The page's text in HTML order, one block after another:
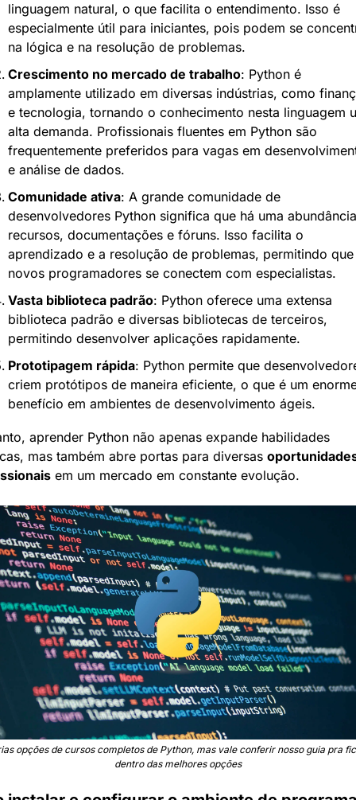
linguagem natural, o que facilita o entendimento. Isso é
especialmente útil para iniciantes, pois podem se
na lógica e na resolução de problemas.
Crescimento no mercado de trabalho: Python é
amplamente utilizado em diversas indústrias, como
e tecnologia, tornando o conhecimento nesta linguagem
alta demanda. Profissionais fluentes em Python são
frequentemente preferidos para vagas em
e análise de dados.
Comunidade ativa: A grande comunidade de
desenvolvedores Python significa que há uma
recursos, documentações e fóruns. Isso facilita o
aprendizado e a resolução de problemas, permitindo que
novos programadores se conectem com especialistas.
Vasta biblioteca padrão: Python oferece uma extensa
biblioteca padrão e diversas bibliotecas de terceiros,
permitindo desenvolver aplicações rapidamente.
Prototipagem rápida: Python permite que
criem protótipos de maneira eficiente, o que é um
benefício em ambientes de desenvolvimento ágeis.
aprender Python não apenas expande habilidades
mas também abre portas para diversas
em um mercado em constante evolução.
opções de cursos completos de Python, mas vale conferir nosso guia pra
dentro das melhores opções